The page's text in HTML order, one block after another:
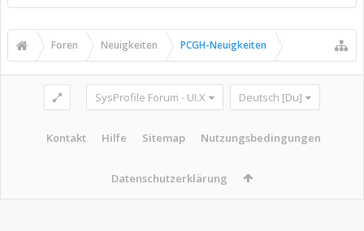
Foren Neuigkeiten PCGH-Neuigkeiten
SysProfile Forum - UI.X Deutsch [Du]
Kontakt Hilfe Sitemap Nutzungsbedingungen
Datenschutzerklärung